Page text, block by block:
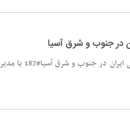
در جنوب و شرق آسیا
پنل